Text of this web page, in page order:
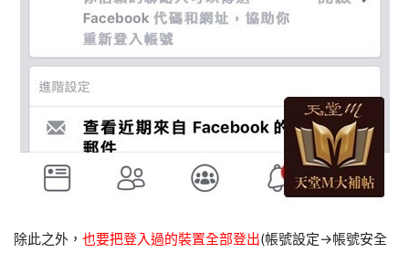
除此之外， 也要把登入過的裝置全部登出(帳號設定→帳號安全